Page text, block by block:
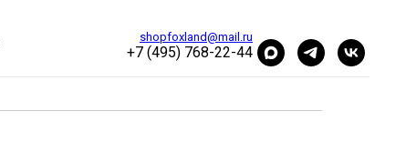
shopfoxland@mail.ru
+7 (495) 768-22-44